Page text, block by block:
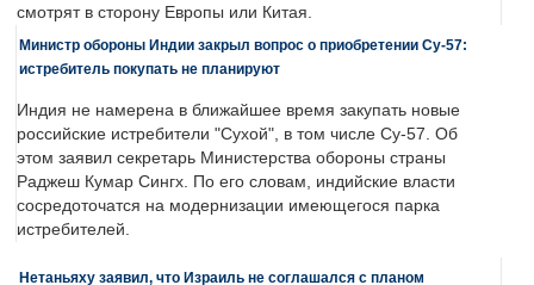
смотрят в сторону Европы или Китая.
Министр обороны Индии закрыл вопрос о приобретении Су-57:
истребитель покупать не планируют
Индия не намерена в ближайшее время закупать новые
российские истребители "Сухой", в том числе Су-57. Об
этом заявил секретарь Министерства обороны страны
Раджеш Кумар Сингх. По его словам, индийские власти
сосредоточатся на модернизации имеющегося парка
истребителей.
Нетаньяху заявил, что Израиль не соглашался с планом